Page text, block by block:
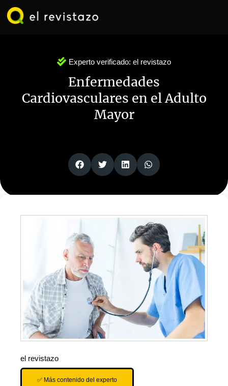
Experto verificado: el revistazo
Enfermedades
Cardiovasculares en el Adulto
Mayor
el revistazo
✅ Más contenido del experto